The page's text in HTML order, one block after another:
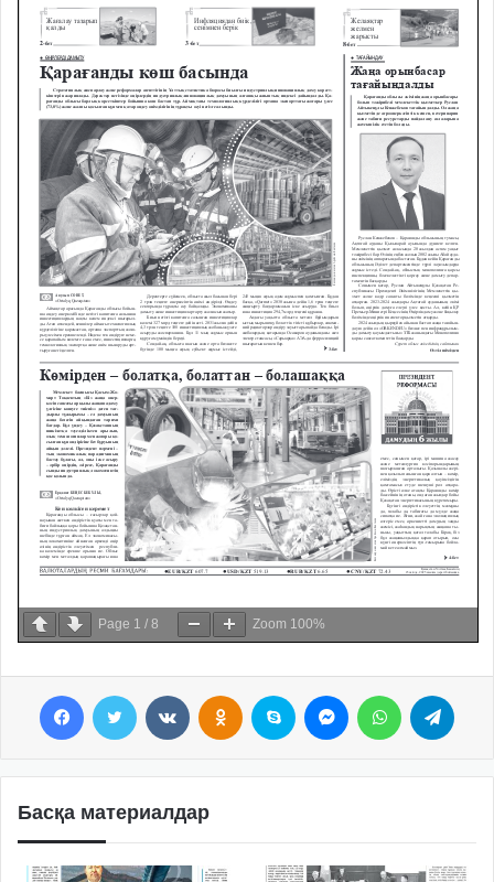
Page 1 / 8 Zoom 100%
Басқа материалдар